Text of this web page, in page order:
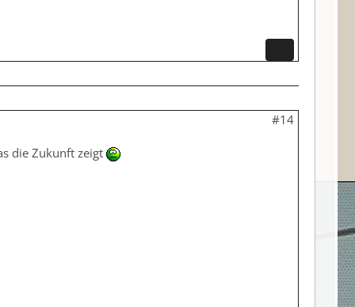
#14
die Zukunft zeigt